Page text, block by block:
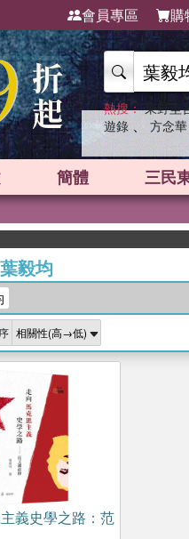
會員專區 購
熱搜： 東野圭
遊錄 、 方念華
簡體 三民
葉毅均
義史學之路：范